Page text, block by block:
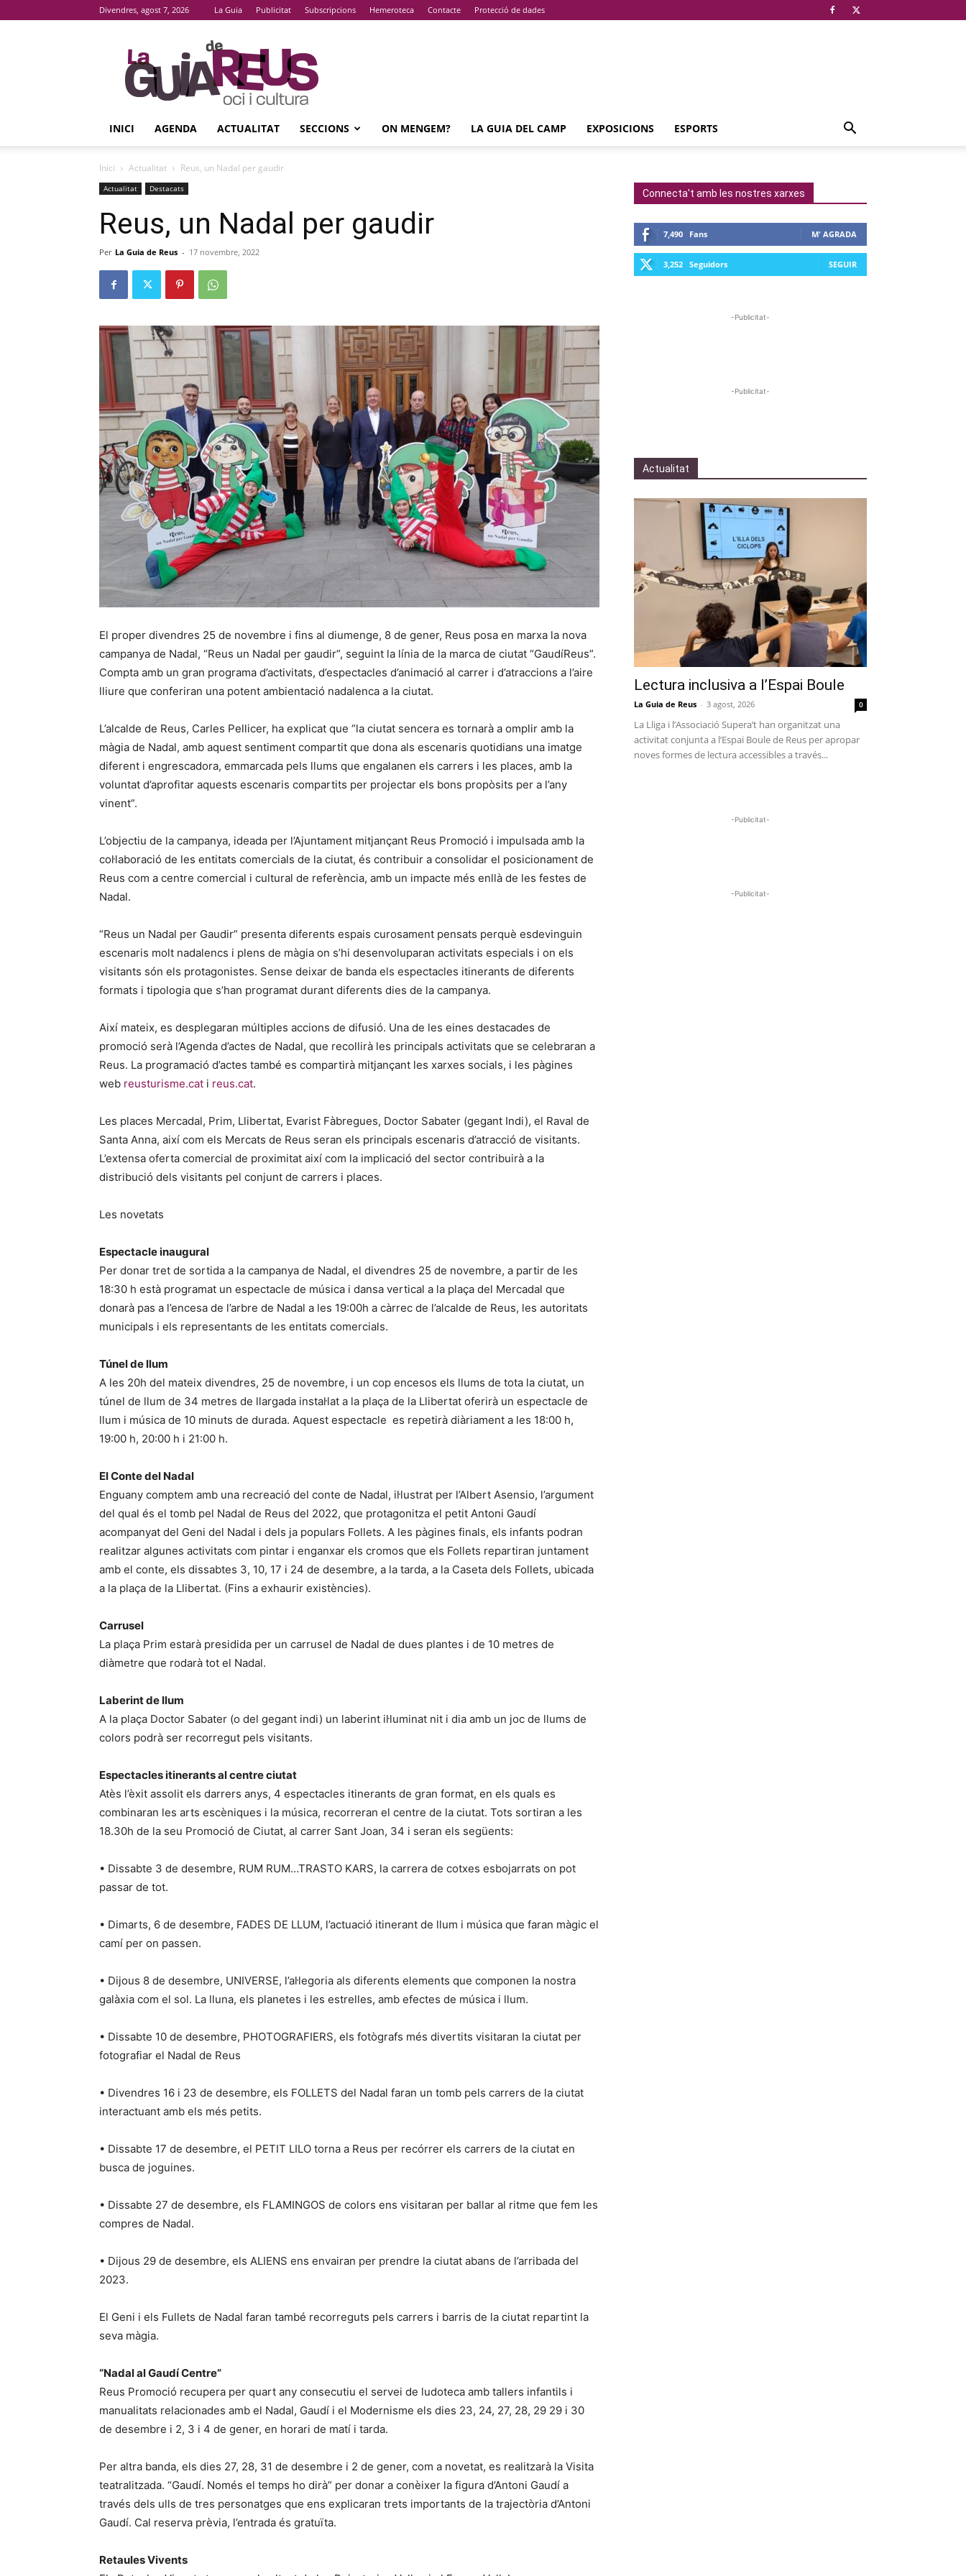
Divendres, agost 7, 2026 La Guia Publicitat Subscripcions Hemeroteca Contacte Protecció de dades
La
Guia
De
Reus
INICI AGENDA ACTUALITAT SECCIONS ON MENGEM? LA GUIA DEL CAMP EXPOSICIONS ESPORTS
Inici Actualitat Reus, un Nadal per gaudir
Actualitat Destacats
Reus, un Nadal per gaudir
Per La Guia de Reus - 17 novembre, 2022
El proper divendres 25 de novembre i fins al diumenge, 8 de gener, Reus posa en marxa la nova
campanya de Nadal, “Reus un Nadal per gaudir”, seguint la línia de la marca de ciutat “GaudíReus”.
Compta amb un gran programa d’activitats, d’espectacles d’animació al carrer i d’atraccions a l’aire
lliure que conferiran una potent ambientació nadalenca a la ciutat.
L’alcalde de Reus, Carles Pellicer, ha explicat que “la ciutat sencera es tornarà a omplir amb la
màgia de Nadal, amb aquest sentiment compartit que dona als escenaris quotidians una imatge
diferent i engrescadora, emmarcada pels llums que engalanen els carrers i les places, amb la
voluntat d’aprofitar aquests escenaris compartits per projectar els bons propòsits per a l’any
vinent”.
L’objectiu de la campanya, ideada per l’Ajuntament mitjançant Reus Promoció i impulsada amb la
col·laboració de les entitats comercials de la ciutat, és contribuir a consolidar el posicionament de
Reus com a centre comercial i cultural de referència, amb un impacte més enllà de les festes de
Nadal.
“Reus un Nadal per Gaudir” presenta diferents espais curosament pensats perquè esdevinguin
escenaris molt nadalencs i plens de màgia on s’hi desenvoluparan activitats especials i on els
visitants són els protagonistes. Sense deixar de banda els espectacles itinerants de diferents
formats i tipologia que s’han programat durant diferents dies de la campanya.
Així mateix, es desplegaran múltiples accions de difusió. Una de les eines destacades de
promoció serà l’Agenda d’actes de Nadal, que recollirà les principals activitats que se celebraran a
Reus. La programació d’actes també es compartirà mitjançant les xarxes socials, i les pàgines
web reusturisme.cat i reus.cat.
Les places Mercadal, Prim, Llibertat, Evarist Fàbregues, Doctor Sabater (gegant Indi), el Raval de
Santa Anna, així com els Mercats de Reus seran els principals escenaris d’atracció de visitants.
L’extensa oferta comercial de proximitat així com la implicació del sector contribuirà a la
distribució dels visitants pel conjunt de carrers i places.
Les novetats
Espectacle inaugural
Per donar tret de sortida a la campanya de Nadal, el divendres 25 de novembre, a partir de les
18:30 h està programat un espectacle de música i dansa vertical a la plaça del Mercadal que
donarà pas a l’encesa de l’arbre de Nadal a les 19:00h a càrrec de l’alcalde de Reus, les autoritats
municipals i els representants de les entitats comercials.
Túnel de llum
A les 20h del mateix divendres, 25 de novembre, i un cop encesos els llums de tota la ciutat, un
túnel de llum de 34 metres de llargada instal·lat a la plaça de la Llibertat oferirà un espectacle de
llum i música de 10 minuts de durada. Aquest espectacle es repetirà diàriament a les 18:00 h,
19:00 h, 20:00 h i 21:00 h.
El Conte del Nadal
Enguany comptem amb una recreació del conte de Nadal, il·lustrat per l’Albert Asensio, l’argument
del qual és el tomb pel Nadal de Reus del 2022, que protagonitza el petit Antoni Gaudí
acompanyat del Geni del Nadal i dels ja populars Follets. A les pàgines finals, els infants podran
realitzar algunes activitats com pintar i enganxar els cromos que els Follets repartiran juntament
amb el conte, els dissabtes 3, 10, 17 i 24 de desembre, a la tarda, a la Caseta dels Follets, ubicada
a la plaça de la Llibertat. (Fins a exhaurir existències).
Carrusel
La plaça Prim estarà presidida per un carrusel de Nadal de dues plantes i de 10 metres de
diàmetre que rodarà tot el Nadal.
Laberint de llum
A la plaça Doctor Sabater (o del gegant indi) un laberint il·luminat nit i dia amb un joc de llums de
colors podrà ser recorregut pels visitants.
Espectacles itinerants al centre ciutat
Atès l’èxit assolit els darrers anys, 4 espectacles itinerants de gran format, en els quals es
combinaran les arts escèniques i la música, recorreran el centre de la ciutat. Tots sortiran a les
18.30h de la seu Promoció de Ciutat, al carrer Sant Joan, 34 i seran els següents:
• Dissabte 3 de desembre, RUM RUM…TRASTO KARS, la carrera de cotxes esbojarrats on pot
passar de tot.
• Dimarts, 6 de desembre, FADES DE LLUM, l’actuació itinerant de llum i música que faran màgic el
camí per on passen.
• Dijous 8 de desembre, UNIVERSE, l’al·legoria als diferents elements que componen la nostra
galàxia com el sol. La lluna, els planetes i les estrelles, amb efectes de música i llum.
• Dissabte 10 de desembre, PHOTOGRAFIERS, els fotògrafs més divertits visitaran la ciutat per
fotografiar el Nadal de Reus
• Divendres 16 i 23 de desembre, els FOLLETS del Nadal faran un tomb pels carrers de la ciutat
interactuant amb els més petits.
• Dissabte 17 de desembre, el PETIT LILO torna a Reus per recórrer els carrers de la ciutat en
busca de joguines.
• Dissabte 27 de desembre, els FLAMINGOS de colors ens visitaran per ballar al ritme que fem les
compres de Nadal.
• Dijous 29 de desembre, els ALIENS ens envairan per prendre la ciutat abans de l’arribada del
2023.
El Geni i els Fullets de Nadal faran també recorreguts pels carrers i barris de la ciutat repartint la
seva màgia.
“Nadal al Gaudí Centre”
Reus Promoció recupera per quart any consecutiu el servei de ludoteca amb tallers infantils i
manualitats relacionades amb el Nadal, Gaudí i el Modernisme els dies 23, 24, 27, 28, 29 29 i 30
de desembre i 2, 3 i 4 de gener, en horari de matí i tarda.
Per altra banda, els dies 27, 28, 31 de desembre i 2 de gener, com a novetat, es realitzarà la Visita
teatralitzada. “Gaudí. Només el temps ho dirà” per donar a conèixer la figura d’Antoni Gaudí a
través dels ulls de tres personatges que ens explicaran trets importants de la trajectòria d’Antoni
Gaudí. Cal reserva prèvia, l’entrada és gratuïta.
Retaules Vivents
Connecta't amb les nostres xarxes
7,490 Fans M' AGRADA
3,252 Seguidors SEGUIR
-Publicitat-
-Publicitat-
Actualitat
Lectura inclusiva a l’Espai Boule
La Guia de Reus - 3 agost, 2026 0
La Lliga i l’Associació Supera’t han organitzat una
activitat conjunta a l’Espai Boule de Reus per apropar
noves formes de lectura accessibles a través...
-Publicitat-
-Publicitat-